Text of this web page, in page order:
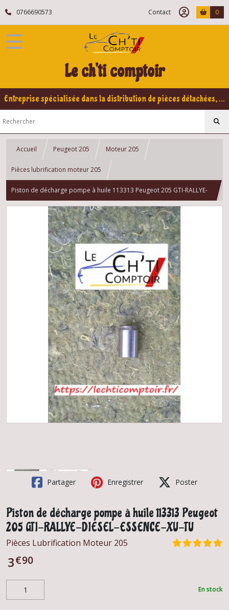
0766690573 Contact 0
Le ch'ti comptoir
Entreprise spécialisée dans la distribution de pièces détachées, refabrication pour voitures Yountimers Peugeot 205 GTI, 309 GTI - GTI16
Accueil Peugeot 205 Moteur 205
Pièces lubrification moteur 205
Piston de décharge pompe à huile 113313 Peugeot 205 GTI-RALLYE-
DIESEL-ESSENCE-XU-TU
Partager Enregistrer Poster
Piston de décharge pompe à huile 113313 Peugeot
205 GTI-RALLYE-DIESEL-ESSENCE-XU-TU
Pièces Lubrification Moteur 205
3€90
En stock